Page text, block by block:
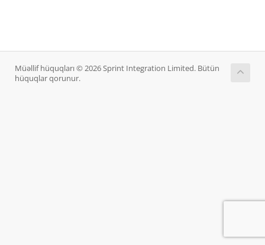
Müəllif hüquqları © 2026 Sprint Integration Limited. Bütün
hüquqlar qorunur.